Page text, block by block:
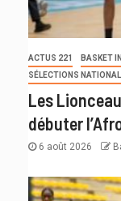
ACTUS 221 BASKET
SÉLECTIONS
Les
débuter
6 août 2026